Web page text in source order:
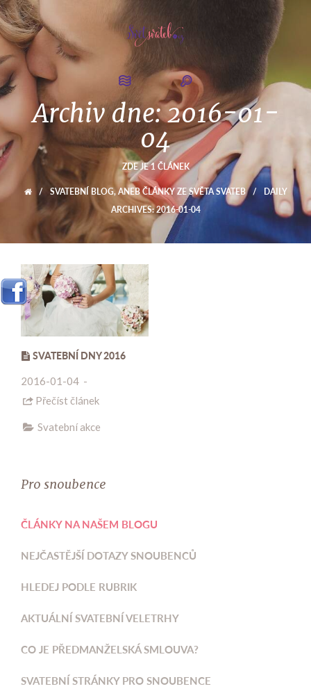
Archiv dne:2016-01-
04
ZDE JE 1 ČLÁNEK
/ SVATEBNÍ BLOG, ANEB ČLÁNKY ZE SVĚTA SVATEB /
DAILY
ARCHIVES: 2016-01-04
SVATEBNÍ DNY 2016
2016-01-04 -
Přečíst článek
Svatební akce
Pro snoubence
ČLÁNKY NA NAŠEM BLOGU
NEJČASTĚJŠÍ DOTAZY SNOUBENCŮ
HLEDEJ PODLE RUBRIK
AKTUÁLNÍ SVATEBNÍ VELETRHY
CO JE PŘEDMANŽELSKÁ SMLOUVA?
SVATEBNÍ STRÁNKY PRO SNOUBENCE